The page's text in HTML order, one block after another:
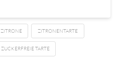
ZITRONE ZITRONENTARTE
ZUCKERFREIE TARTE